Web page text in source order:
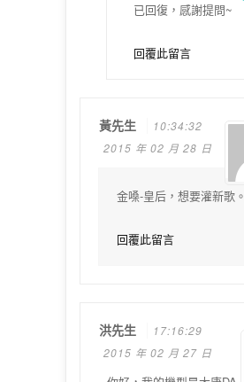
已回復，感謝提問~
回覆此留言
黃先生
10:34:32
2015 年 02 月 28 日
金嗓-皇后，想要灌新歌。
回覆此留言
洪先生
17:16:29
2015 年 02 月 27 日